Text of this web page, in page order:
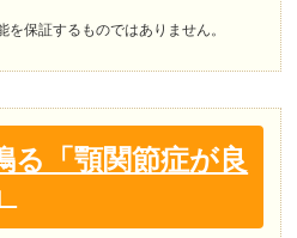
保証するものではありません。
る「顎関節症が良